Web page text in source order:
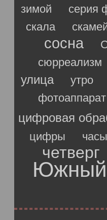
зимой серия
скала
сосна
сюрреализм
улица утро
фотоаппарат
цифровая
цифры часы
четверг
Южный